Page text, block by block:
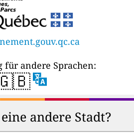
für andere Sprachen:
andere Stadt?